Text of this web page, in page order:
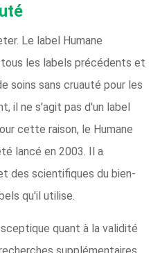
Le label Humane
les labels précédents et
soins sans cruauté pour les
il ne s'agit pas d'un label
cette raison, le Humane
lancé en 2003. Il a
des scientifiques du bien-
qu'il utilise.
quant à la validité